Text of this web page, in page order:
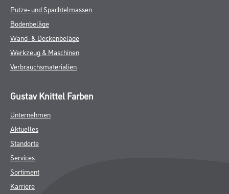
Putze- und Spachtelmassen
Bodenbeläge
Wand- & Deckenbeläge
Werkzeug & Maschinen
Verbrauchsmaterialien
Gustav Knittel Farben
Unternehmen
Aktuelles
Standorte
Services
Sortiment
Karriere